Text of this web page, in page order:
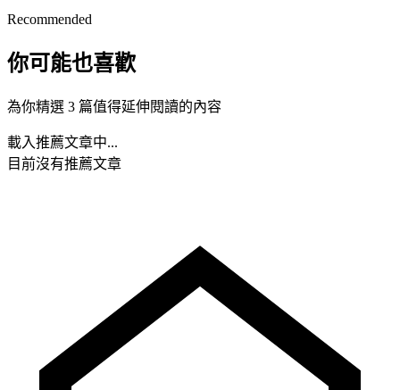
Recommended
你可能也喜歡
為你精選 3 篇值得延伸閱讀的內容
載入推薦文章中...
目前沒有推薦文章